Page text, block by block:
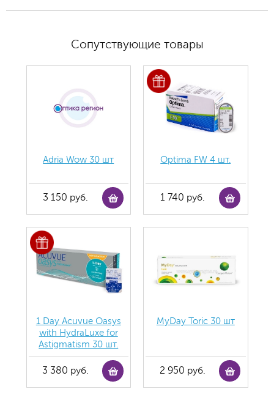
Сопутствующие товары
Adria Wow 30 шт
3 150 руб.
Optima FW 4 шт.
1 740 руб.
1 Day Acuvue Oasys
with HydraLuxe for
Аstigmatism 30 шт.
3 380 руб.
MyDay Toric 30 шт
2 950 руб.